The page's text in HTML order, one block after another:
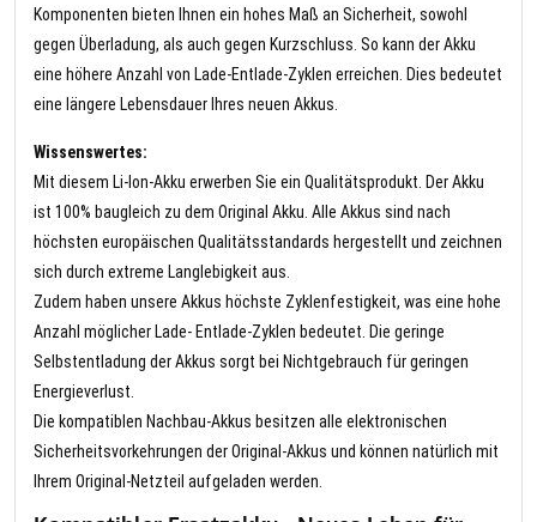
Komponenten bieten Ihnen ein hohes Maß an Sicherheit, sowohl
gegen Überladung, als auch gegen Kurzschluss. So kann der Akku
eine höhere Anzahl von Lade-Entlade-Zyklen erreichen. Dies bedeutet
eine längere Lebensdauer Ihres neuen Akkus.
Wissenswertes:
Mit diesem Li-Ion-Akku erwerben Sie ein Qualitätsprodukt. Der Akku
ist 100% baugleich zu dem Original Akku. Alle Akkus sind nach
höchsten europäischen Qualitätsstandards hergestellt und zeichnen
sich durch extreme Langlebigkeit aus.
Zudem haben unsere Akkus höchste Zyklenfestigkeit, was eine hohe
Anzahl möglicher Lade- Entlade-Zyklen bedeutet. Die geringe
Selbstentladung der Akkus sorgt bei Nichtgebrauch für geringen
Energieverlust.
Die kompatiblen Nachbau-Akkus besitzen alle elektronischen
Sicherheitsvorkehrungen der Original-Akkus und können natürlich mit
Ihrem Original-Netzteil aufgeladen werden.